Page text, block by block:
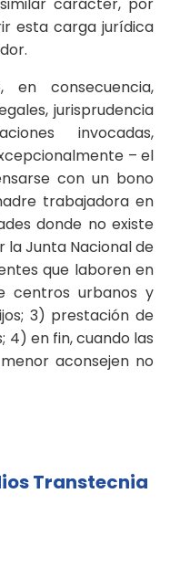
esta carga jurídica
en consecuencia,
jurisprudencia
invocadas,
– el
con un bono
trabajadora en
donde no existe
Junta Nacional de
que laboren en
centros urbanos y
3) prestación de
4) en fin, cuando las
aconsejen no
Transtecnia